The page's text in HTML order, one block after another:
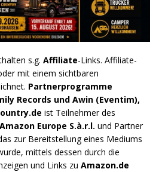
s.g. Affiliate-Links. Affiliate-
mit einem sichtbaren
Partnerprogramme
Records und Awin (Eventim),
ist Teilnehmer des
Amazon Europe S.à.r.l. und Partner
zur Bereitstellung eines Mediums
mittels dessen durch die
und Links zu Amazon.de